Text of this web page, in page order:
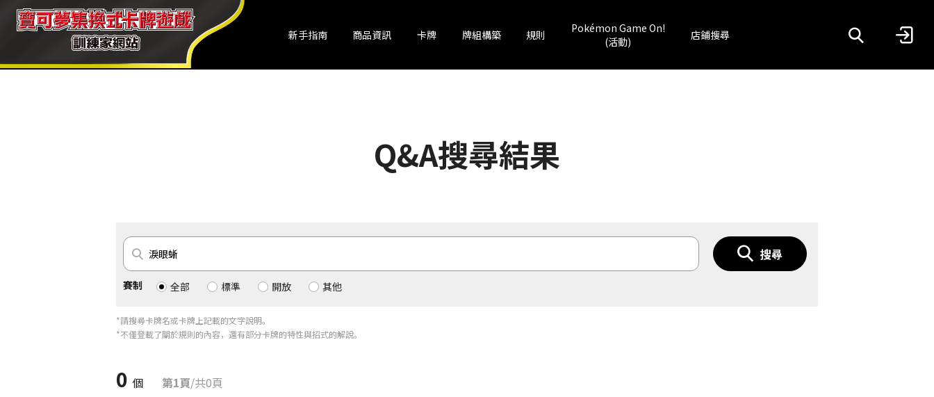
新手指南 商品資訊 卡牌 牌組構築 規則
Pokémon Game On!
(活動)
店鋪搜尋
Q&A搜尋結果
搜尋
賽制 全部 標準 開放 其他
*請搜尋卡牌名或卡牌上記載的文字說明。
*不僅登載了關於規則的內容，還有部分卡牌的特性與招式的解說。
0 個 第1頁/共0頁